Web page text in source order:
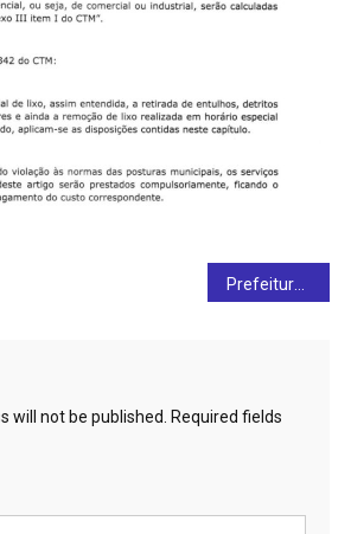
Prefeitura de Goianésia confirma notificação de caso suspeito de mpox
will not be published. Required fields